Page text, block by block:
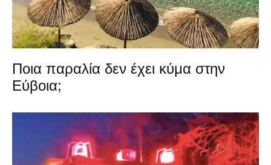
Ποια παραλία δεν έχει κύμα στην
Εύβοια;